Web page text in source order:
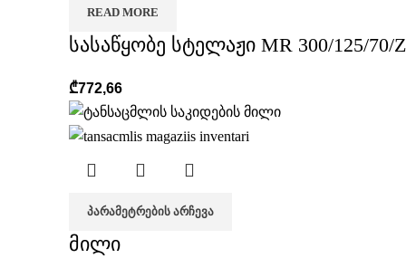
READ MORE
სასაწყობე სტელაჟი MR 300/125/70/
₾772,66
ᲞᲐᲠᲐᲛᲔᲢᲠᲔᲑᲘᲡ ᲐᲠᲩᲔᲕᲐ
მილი